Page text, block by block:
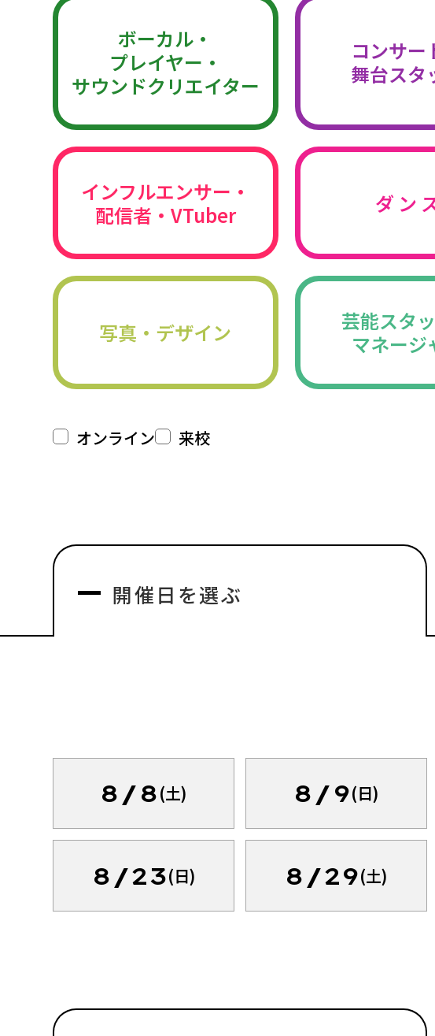
ボーカル・
プレイヤー・
サウンドクリエイター
コンサー
舞台スタ
インフルエンサー・
配信者・VTuber
ダ ン
写真・デザイン
芸能スタ
マネージ
オンライン 来校
開催日を選ぶ
8/8(土) 8/9(日)
8/23(日) 8/29(土)